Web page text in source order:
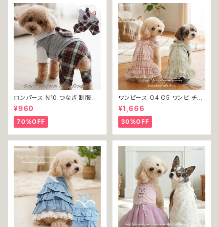
ロンパース N10 つなぎ 制服風
チェック柄 グレー 灰色 コスチュ
ーム コスプレ ドッグウェア dog
犬 猫 ペット 服 犬服 洋服 オシ
ャレ かわいい 小型犬 返品交換
不可
¥960
70%OFF
ワンピース O4 O5 ワンピ チェ
ック プリーツ レース 女の子 犬
犬服 小型 猫 服 洋服 ペット do
g ドッグウェア おしゃれ かわい
い 返品交換不可
¥1,666
30%OFF